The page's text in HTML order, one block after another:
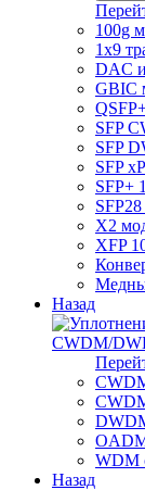
100g
1x9
DAC
GBIC
SFP
SFP
SFP
SFP+
X2
XFP
Назад
CWDM/
WDM
Назад